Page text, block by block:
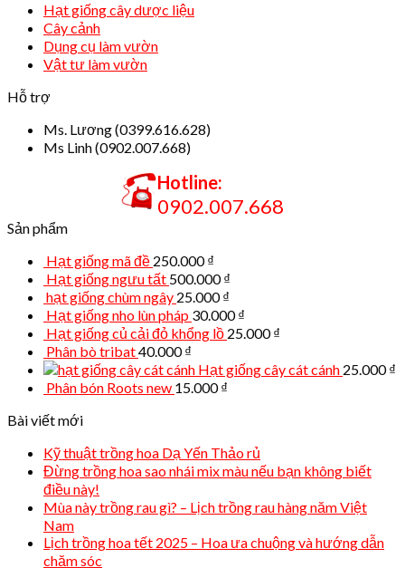
Hạt giống cây dược liệu
Cây cảnh
Dụng cụ làm vườn
Vật tư làm vườn
Hỗ trợ
Ms. Lương (0399.616.628)
Ms Linh (0902.007.668)
Hotline:
0902.007.668
Sản phẩm
Hạt giống mã đề 250.000₫
Hạt giống ngưu tất 500.000₫
hạt giống chùm ngây 25.000₫
Hạt giống nho lùn pháp 30.000₫
Hạt giống củ cải đỏ khổng lồ 25.000₫
Phân bò tribat40.000₫
Hạt giống cây cát cánh 25.000₫
Phân bón Roots new 15.000₫
Bài viết mới
Kỹ thuật trồng hoa Dạ Yến Thảo rủ
Đừng trồng hoa sao nhái mix màu nếu bạn không biết
điều này!
Mùa này trồng rau gì? – Lịch trồng rau hàng năm Việt
Nam
Lịch trồng hoa tết 2025 – Hoa ưa chuộng và hướng dẫn
chăm sóc